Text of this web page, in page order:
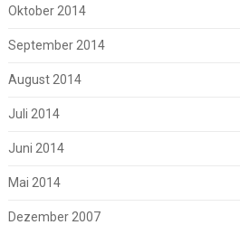
Oktober 2014
September 2014
August 2014
Juli 2014
Juni 2014
Mai 2014
Dezember 2007